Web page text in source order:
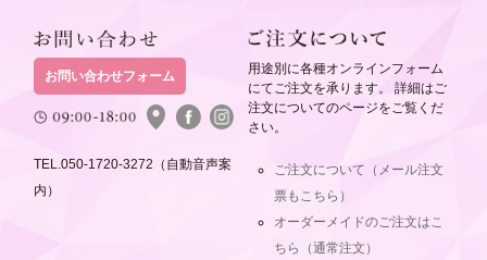
お問い合わせフォーム
TEL.050-1720-3272（自動音声案
内）
用途別に各種オンラインフォーム
にてご注文を承ります。 詳細はご
注文についてのページをご覧くだ
さい。
ご注文について（メール注文
票もこちら）
オーダーメイドのご注文はこ
ちら（通常注文）